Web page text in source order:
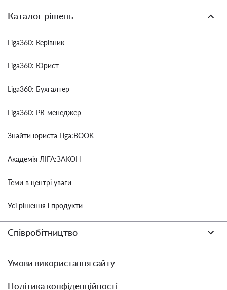
Каталог рішень
Liga360: Керівник
Liga360: Юрист
Liga360: Бухгалтер
Liga360: PR-менеджер
Знайти юриста Liga:BOOK
Академія ЛІГА:ЗАКОН
Теми в центрі уваги
Усі рішення і продукти
Співробітництво
Умови використання сайту
Політика конфіденційності